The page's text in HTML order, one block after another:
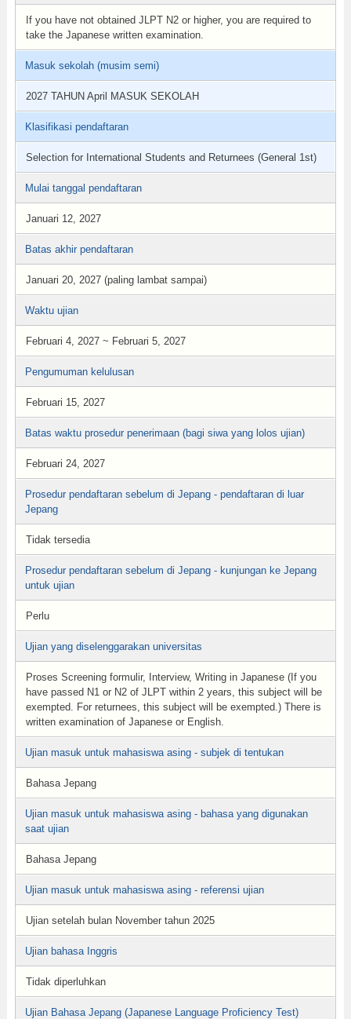
If you have not obtained JLPT N2 or higher, you are required to
take the Japanese written examination.
Masuk sekolah (musim semi)
2027 TAHUN April MASUK SEKOLAH
Klasifikasi pendaftaran
Selection for International Students and Returnees (General 1st)
Mulai tanggal pendaftaran
Januari 12, 2027
Batas akhir pendaftaran
Januari 20, 2027 (paling lambat sampai)
Waktu ujian
Februari 4, 2027 ~ Februari 5, 2027
Pengumuman kelulusan
Februari 15, 2027
Batas waktu prosedur penerimaan (bagi siwa yang lolos ujian)
Februari 24, 2027
Prosedur pendaftaran sebelum di Jepang - pendaftaran di luar
Jepang
Tidak tersedia
Prosedur pendaftaran sebelum di Jepang - kunjungan ke Jepang
untuk ujian
Perlu
Ujian yang diselenggarakan universitas
Proses Screening formulir, Interview, Writing in Japanese (If you
have passed N1 or N2 of JLPT within 2 years, this subject will be
exempted. For returnees, this subject will be exempted.) There is
written examination of Japanese or English.
Ujian masuk untuk mahasiswa asing - subjek di tentukan
Bahasa Jepang
Ujian masuk untuk mahasiswa asing - bahasa yang digunakan
saat ujian
Bahasa Jepang
Ujian masuk untuk mahasiswa asing - referensi ujian
Ujian setelah bulan November tahun 2025
Ujian bahasa Inggris
Tidak diperluhkan
Ujian Bahasa Jepang (Japanese Language Proficiency Test)